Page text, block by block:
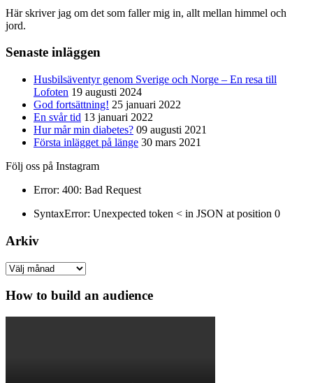
Här skriver jag om det som faller mig in, allt mellan himmel och
jord.
Senaste inläggen
Husbilsäventyr genom Sverige och Norge – En resa till
Lofoten 19 augusti 2024
God fortsättning! 25 januari 2022
En svår tid 13 januari 2022
Hur mår min diabetes? 09 augusti 2021
Första inlägget på länge 30 mars 2021
Följ oss på Instagram
Error: 400: Bad Request
SyntaxError: Unexpected token < in JSON at position 0
Arkiv
Arkiv
How to build an audience